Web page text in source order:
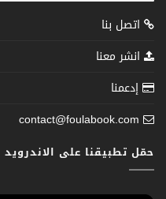
اتصل بنا
انشر معنا
إدعمنا
contact@foulabook.com
حمّل تطبيقنا على الاندرويد